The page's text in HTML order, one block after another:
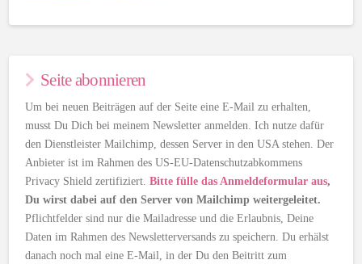
Seite abonnieren
Um bei neuen Beiträgen auf der Seite eine E-Mail zu erhalten,
musst Du Dich bei meinem Newsletter anmelden. Ich nutze dafür
den Dienstleister Mailchimp, dessen Server in den USA stehen. Der
Anbieter ist im Rahmen des US-EU-Datenschutzabkommens
Privacy Shield zertifiziert.Bitte fülle das Anmeldeformular aus,
Du wirst dabei auf den Server von Mailchimp weitergeleitet.
Pflichtfelder sind nur die Mailadresse und die Erlaubnis, Deine
Daten im Rahmen des Newsletterversands zu speichern. Du erhälst
danach noch mal eine E-Mail, in der Du den Beitritt zum